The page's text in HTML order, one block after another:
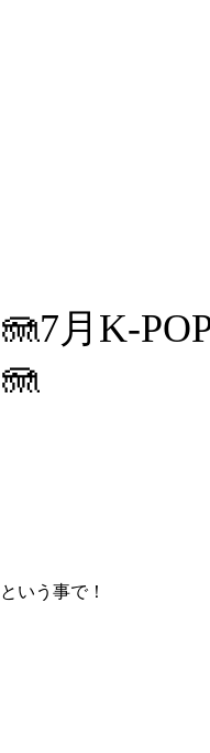
🪼7月K-
🪼
という事で！